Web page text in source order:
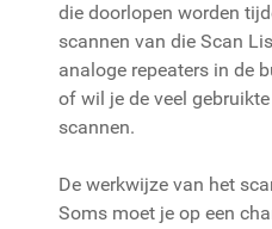
die doorlopen worden
scannen van die Scan
analoge repeaters in de
of wil je de veel
scannen.
De werkwijze van het
Soms moet je op een